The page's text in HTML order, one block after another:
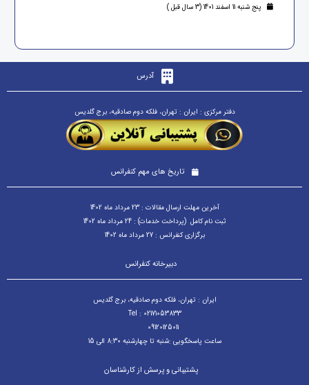
پنج شنبه 11 اسفند 1401 (3 سال قبل )
آدرس
دفتر مرکزی : ایران : تهران، فلکه دوم صادقیه، برج گلدیس
تاریخ های مهم کنفرانس
آخرین مهلت ارسال مقالات : 23 مرداد ماه 1402
ثبت نام کامل (پرداخت خدمات) : 24 مرداد ماه 1402
برگزاری کنفرانس : 27 مرداد ماه 1402
دبیرخانه کنفرانس
ایران : تهران، فلکه دوم صادقیه، برج گلدیس
Tel : 02171053833
09120125011
ساعت پاسخگویی :شنبه تا چهارشنبه 8:30 الی 15
پشتیبانی و پرسش از کارشناسان